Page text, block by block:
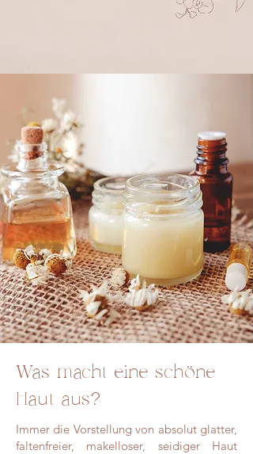
Was macht eine schöne
Haut aus?
Immer die Vorstellung von absolut glatter,
faltenfreier, makelloser, seidiger Haut